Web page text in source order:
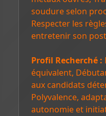
soudure selon
Respecter les
entretenir son
Profil Recherché :
équivalent,
aux candidats
Polyvalence,
autonomie et